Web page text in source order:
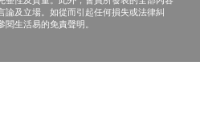
及立場。如從而引起任何損失或法律糾
生活易的免責聲明。